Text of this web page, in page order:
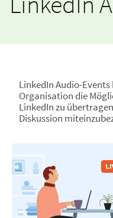
LinkedIn Audio-
Organisation die
LinkedIn zu
Diskussion